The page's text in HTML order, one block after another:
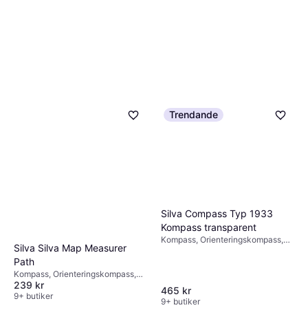
Silva Silva Map Measurer
Path
Kompass, Orienteringskompass,
Grader, 1:15000
239 kr
9+ butiker
Trendande
Silva Compass Typ 1933
Kompass transparent
Kompass, Orienteringskompass,
465 kr
9+ butiker